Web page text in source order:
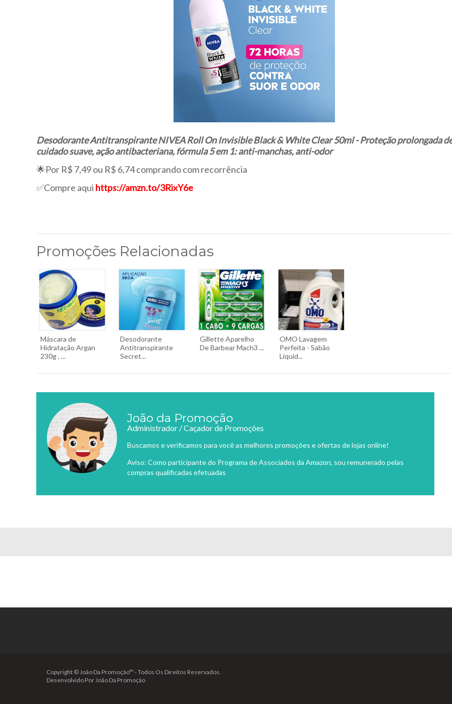
Desodorante Antitranspirante NIVEA Roll On Invisible Black & White Clear 50ml - Proteção prolongada
cuidado suave, ação antibacteriana, fórmula 5 em 1: anti-manchas, anti-odor
🌟Por R$ 7,49 ou R$ 6,74 comprando com recorrência
✅Compre aqui https://amzn.to/3RixY6e
Promoções Relacionadas
Máscara de
Hidratação Argan
230g , ...
Desodorante
Antitranspirante
Secret...
Gillette Aparelho
De Barbear Mach3 ...
OMO Lavagem
Perfeita - Sabão
Líquid...
João da Promoção
Administrador / Caçador de Promoções
Buscamos e verificamos para você as melhores promoções e ofertas de lojas online!
Aviso: Como participante do Programa de Associados da Amazon, sou remunerado pelas
compras qualificadas efetuadas
Copyright © João Da Promoção™ - Todos Os Direitos Reservados.
Desenvolvido Por João Da Promoção